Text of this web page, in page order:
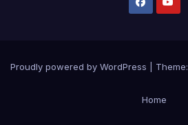
Proudly powered by WordPress Theme:
Home